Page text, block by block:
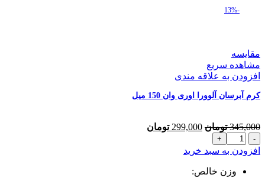
عدد
-13%
مقایسه
مشاهده سریع
افزودن به علاقه مندی
کرم آبرسان آلوورا اوری وان 150 میل
345,000 تومان قیمت
299,000 تومان
کرم
آبرسان
اوری
افزودن به سبد خرید
وزن خالص: